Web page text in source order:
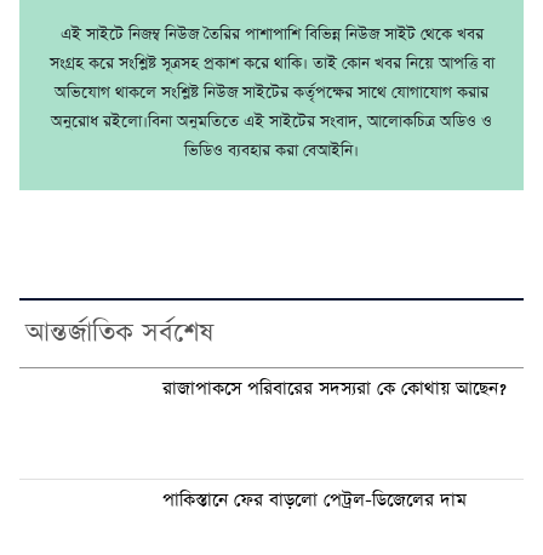
এই সাইটে নিজম্ব নিউজ তৈরির পাশাপাশি বিভিন্ন নিউজ সাইট থেকে খবর
সংগ্রহ করে সংশ্লিষ্ট সূত্রসহ প্রকাশ করে থাকি। তাই কোন খবর নিয়ে আপত্তি বা
অভিযোগ থাকলে সংশ্লিষ্ট নিউজ সাইটের কর্তৃপক্ষের সাথে যোগাযোগ করার
অনুরোধ রইলো।বিনা অনুমতিতে এই সাইটের সংবাদ, আলোকচিত্র অডিও ও
ভিডিও ব্যবহার করা বেআইনি।
আন্তর্জাতিক সর্বশেষ
রাজাপাকসে পরিবারের সদস্যরা কে কোথায় আছেন?
পাকিস্তানে ফের বাড়লো পেট্রল-ডিজেলের দাম